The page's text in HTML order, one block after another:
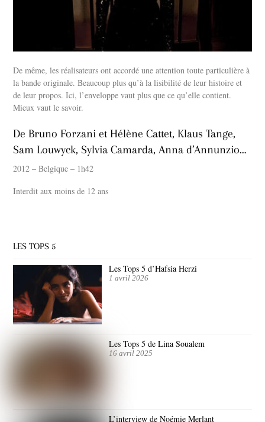
De même, les réalisateurs ont accordé une attention toute particulière à
la bande originale. Beaucoup plus qu’à la lisibilité de leur histoire et
de leur propos. Ici, l’enveloppe vaut plus que ce qu’elle contient.
Mieux vaut le savoir.
De Bruno Forzani et Hélène Cattet, Klaus Tange,
Sam Louwyck, Sylvia Camarda, Anna d’Annunzio…
2012 – Belgique – 1h42
Interdit aux moins de 12 ans
LES TOPS 5
Les Tops 5 d’Hafsia Herzi
1 avril 2026
Les Tops 5 de Lina Soualem
16 avril 2025
L’interview de Noémie Merlant